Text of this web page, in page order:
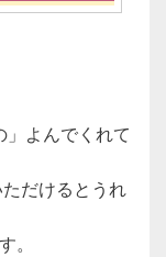
よんでくれて
だけるとうれ
。